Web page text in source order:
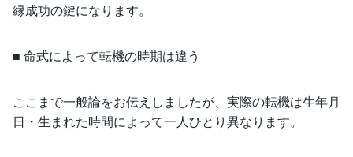
縁成功の鍵になります。
■ 命式によって転機の時期は違う
ここまで一般論をお伝えしましたが、実際の転機は生年月
日・生まれた時間によって一人ひとり異なります。